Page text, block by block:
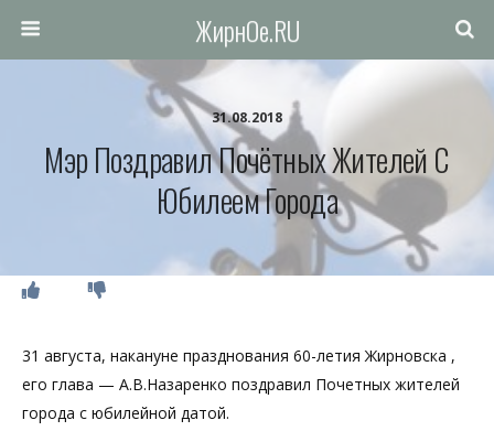
ЖирнОе.RU
31.08.2018
Мэр Поздравил Почётных Жителей C
Юбилеем Города
31 августа, накануне празднования 60-летия Жирновска ,
его глава — А.В.Назаренко поздравил Почетных жителей
города с юбилейной датой.